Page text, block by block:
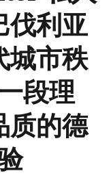
伐利亚
城市秩
段理
质的德